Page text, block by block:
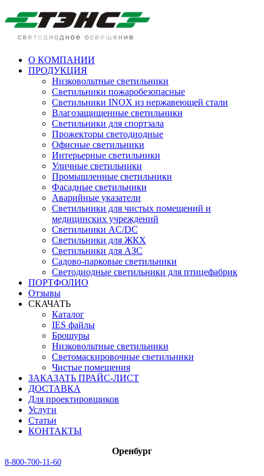
О КОМПАНИИ
ПРОДУКЦИЯ
Низковольтные светильники
Cветильники пожаробезопасные
Светильники INOX из нержавеющей стали
Влагозащищенные светильники
Светильники для спортзала
Прожекторы светодиодные
Офисные светильники
Интерьерные светильники
Уличные светильники
Промышленные светильники
Фасадные светильники
Аварийные указатели
Светильники для чистых помещений и
медицинских учреждений
Светильники AC/DC
Светильники для ЖКХ
Светильники для АЗС
Садово-парковые светильники
Светодиодные светильники для птицефабрик
ПОРТФОЛИО
Отзывы
СКАЧАТЬ
Каталог
IES файлы
Брошуры
Низковольтные светильники
Светомаскировочные светильники
Чистые помещения
ЗАКАЗАТЬ ПРАЙС-ЛИСТ
ДОСТАВКА
Для проектировщиков
Услуги
Статьи
КОНТАКТЫ
Оренбург
8-800-700-11-60